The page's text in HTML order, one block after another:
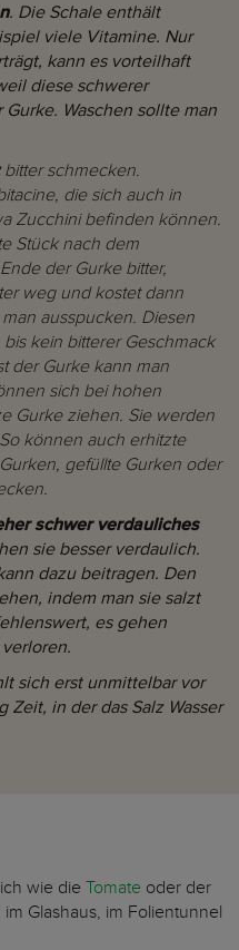
. Die Schale enthält
viele Vitamine. Nur
kann es vorteilhaft
diese schwerer
Waschen sollte man
bitter schmecken.
die sich auch in
Zucchini befinden können.
Stück nach dem
der Gurke bitter,
weg und kostet dann
ausspucken. Diesen
kein bitterer Geschmack
der Gurke kann man
sich bei hohen
Gurke ziehen. Sie werden
können auch erhitzte
gefüllte Gurken oder
schwer verdauliches
sie besser verdaulich.
dazu beitragen. Den
indem man sie salzt
es gehen
sich erst unmittelbar vor
in der das Salz Wasser
wie die Tomate oder der
Glashaus, im Folientunnel